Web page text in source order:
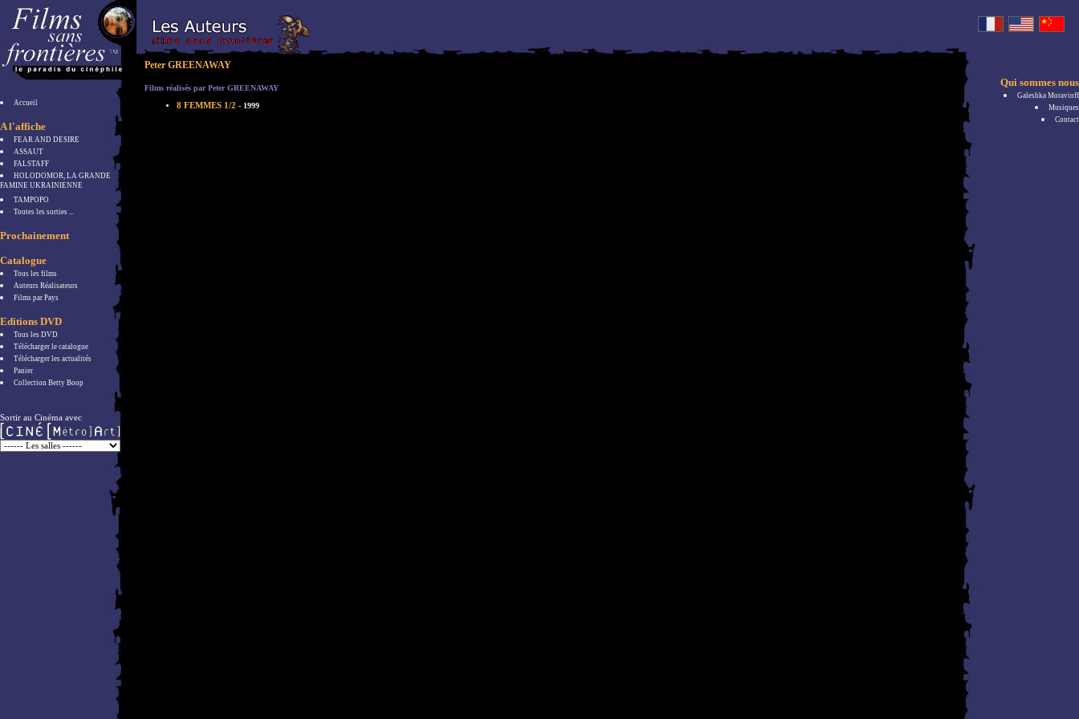
Accueil
A l'affiche
FEAR AND DESIRE
ASSAUT
FALSTAFF
HOLODOMOR, LA GRANDE
FAMINE UKRAINIENNE
TAMPOPO
Toutes les sorties ...
Prochainement
Catalogue
Tous les films
Auteurs Réalisateurs
Films par Pays
Editions DVD
Tous les DVD
Télécharger le catalogue
Télécharger les actualités
Panier
Collection Betty Boop
Sortir au Cinéma avec
Peter GREENAWAY
Films réalisés par Peter GREENAWAY
8 FEMMES 1/2 - 1999
Qui sommes nous
Galeshka Moravioff
Musiques
Contact